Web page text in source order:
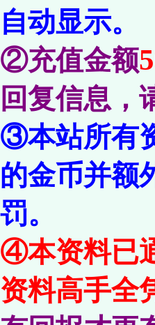
自动显示。
②充值金额
回复信息，
③本站所有
的金币并额
罚。
④本资料已
资料高手全